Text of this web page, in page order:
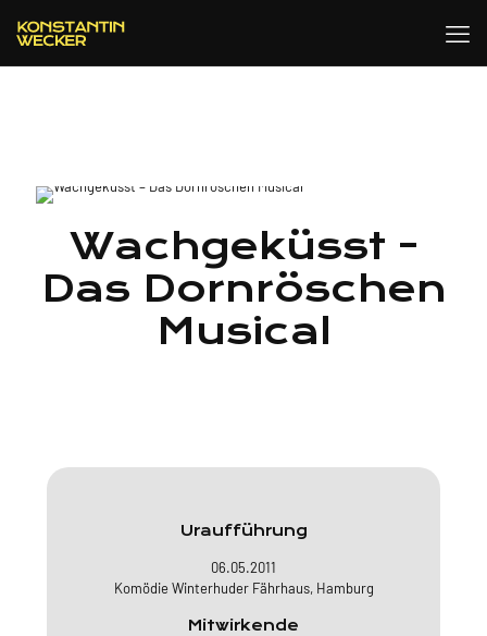
Wachgeküsst -
Das Dornröschen
Musical
Uraufführung
06.05.2011
Komödie Winterhuder Fährhaus, Hamburg
Mitwirkende